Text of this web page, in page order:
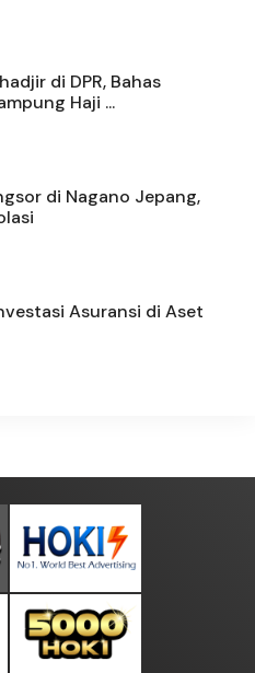
di DPR, Bahas
Haji ...
di Nagano Jepang,
Asuransi di Aset